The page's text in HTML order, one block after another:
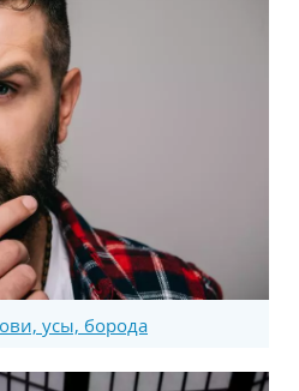
усы, борода